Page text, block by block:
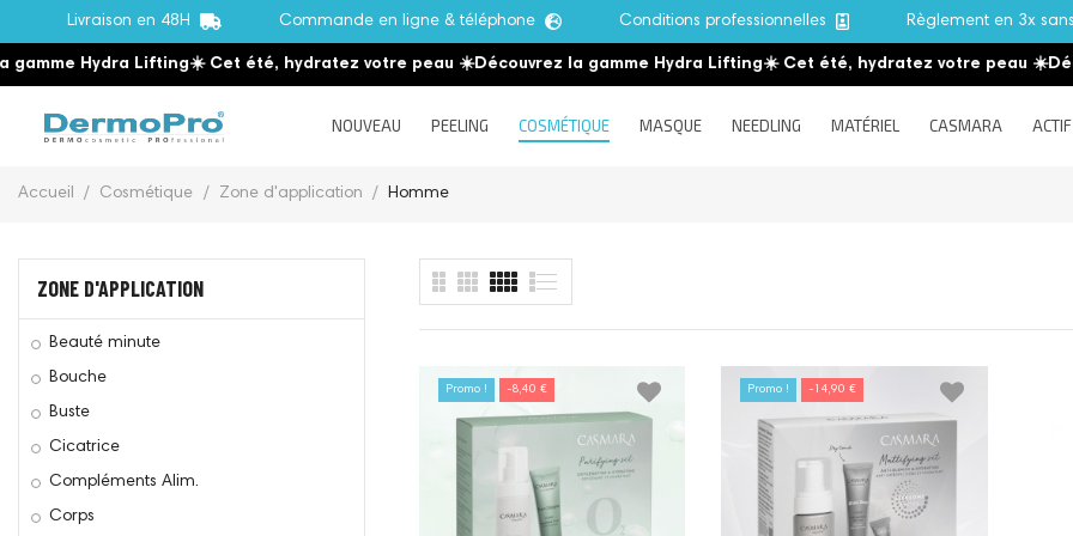
Livraison en 48H Commande en ligne & téléphone Conditions professionnelles Règlement en 3x
Hydra Lifting☀️ Cet été, hydratez votre peau ☀️Découvrez la gamme Hydra Lifting☀️ Cet été, hydratez votre peau ☀️
NOUVEAU PEELING COSMÉTIQUE MASQUE NEEDLING MATÉRIEL CASMARA ACTIF
Accueil Cosmétique Zone d'application Homme
ZONE D'APPLICATION
Beauté minute
Bouche
Buste
Cicatrice
Compléments Alim.
Corps
Promo ! -8,40 € Promo ! -14,90 €